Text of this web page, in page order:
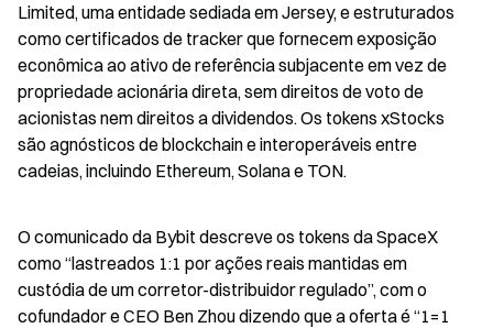
Limited, uma entidade sediada em Jersey, e estruturados
como certificados de tracker que fornecem exposição
econômica ao ativo de referência subjacente em vez de
propriedade acionária direta, sem direitos de voto de
acionistas nem direitos a dividendos. Os tokens xStocks
são agnósticos de blockchain e interoperáveis entre
cadeias, incluindo Ethereum, Solana e TON.
O comunicado da Bybit descreve os tokens da SpaceX
como “lastreados 1:1 por ações reais mantidas em
custódia de um corretor-distribuidor regulado”, com o
cofundador e CEO Ben Zhou dizendo que a oferta é “1=1